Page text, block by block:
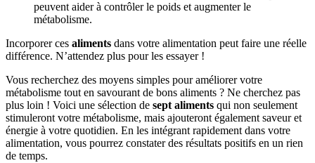
peuvent aider à contrôler le poids et augmenter le
métabolisme.
Incorporer ces aliments dans votre alimentation peut faire une réelle
différence. N’attendez plus pour les essayer !
Vous recherchez des moyens simples pour améliorer votre
métabolisme tout en savourant de bons aliments ? Ne cherchez pas
plus loin ! Voici une sélection de sept aliments qui non seulement
stimuleront votre métabolisme, mais ajouteront également saveur et
énergie à votre quotidien. En les intégrant rapidement dans votre
alimentation, vous pourrez constater des résultats positifs en un rien
de temps.